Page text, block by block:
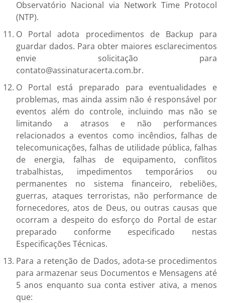
Observatório Nacional via Network Time Protocol
(NTP).
O Portal adota procedimentos de Backup para
guardar dados. Para obter maiores esclarecimentos
envie solicitação para
contato@assinaturacerta.com.br.
O Portal está preparado para eventualidades e
problemas, mas ainda assim não é responsável por
eventos além do controle, incluindo mas não se
limitando a atrasos e não performances
relacionados a eventos como incêndios, falhas de
telecomunicações, falhas de utilidade pública, falhas
de energia, falhas de equipamento, conflitos
trabalhistas, impedimentos temporários ou
permanentes no sistema financeiro, rebeliões,
guerras, ataques terroristas, não performance de
fornecedores, atos de Deus, ou outras causas que
ocorram a despeito do esforço do Portal de estar
preparado conforme especificado nestas
Especificações Técnicas.
Para a retenção de Dados, adota-se procedimentos
para armazenar seus Documentos e Mensagens até
5 anos enquanto sua conta estiver ativa, a menos
que: